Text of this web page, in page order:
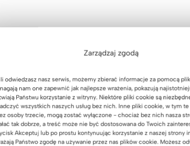
Zarządzaj zgodą
odwiedzasz nasz serwis, możemy zbierać informacje za pomocą
nam one zapewnić jak najlepsze wrażenia, pokazują
Państwu korzystanie z witryny. Niektóre pliki cookie są
wszystkich naszych usług bez nich. Inne pliki cookie, w tym
osoby trzecie, mogą zostać wyłączone - chociaż bez nich nasza
tak dobrze, a treść może nie być dostosowana do Twoich
Akceptuj lub po prostu kontynuując korzystanie z naszej strony
Państwo zgodę na używanie przez nas plików cookie. Możesz
Dzięki naszym meblom stworzysz
które będzie mówić o Tobie.